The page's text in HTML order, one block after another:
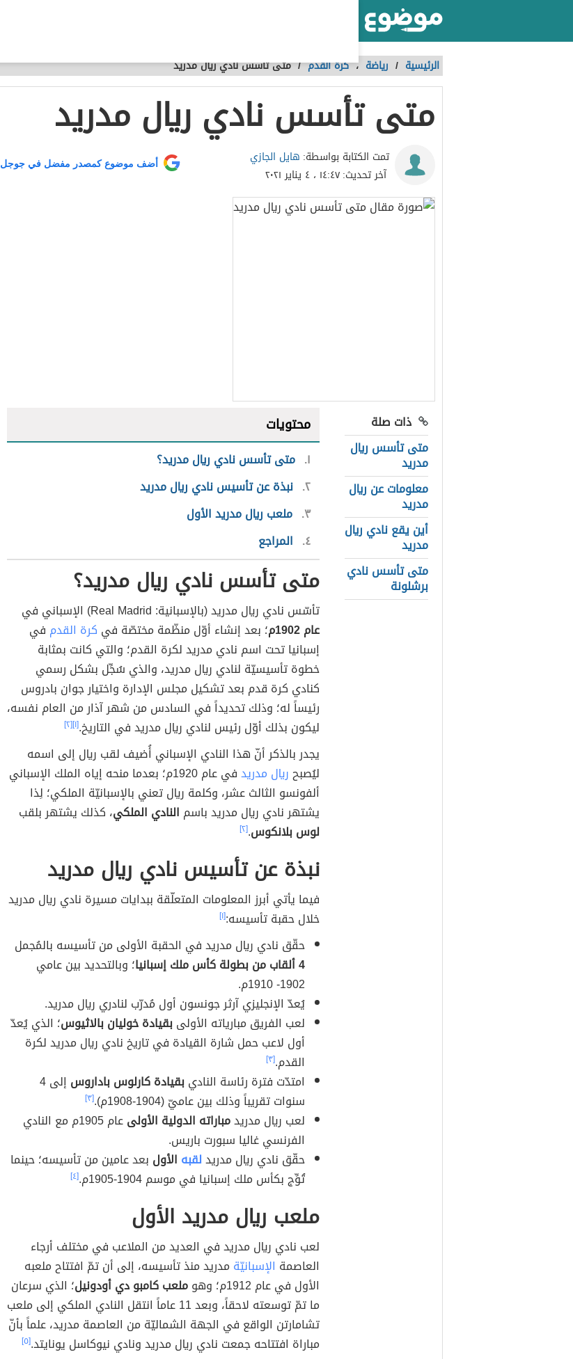
الرئيسية / رياضة ،كرة القدم /متى تأسس نادي ريال مدريد
متى تأسس نادي ريال مدريد
تمت الكتابة بواسطة: هايل الجازي
آخر تحديث:١٤:٤٧ ، ٤ يناير ٢٠٢١
أضف موضوع كمصدر مفضل في جوجل
ذات صلة
متى تأسس ريال
مدريد
معلومات عن ريال
مدريد
أين يقع نادي ريال
مدريد
متى تأسس نادي
برشلونة
محتويات
١ متى تأسس نادي ريال مدريد؟
٢ نبذة عن تأسيس نادي ريال مدريد
٣ ملعب ريال مدريد الأول
٤ المراجع
متى تأسس نادي ريال مدريد؟
تأسّس نادي ريال مدريد (بالإسبانية: Real Madrid) الإسباني في
عام 1902م
؛ بعد إنشاء أوّل منظّمة مختصّة في كرة القدم في
إسبانيا تحت اسم نادي مدريد لكرة القدم؛ والتي كانت بمثابة
خطوة تأسيسيّة لنادي ريال مدريد، والذي سُجِّل بشكل رسمي
كنادي كرة قدم بعد تشكيل مجلس الإدارة واختيار جوان بادروس
رئيساً له؛ وذلك تحديداً في السادس من شهر آذار من العام نفسه،
ليكون بذلك أوّل رئيس لنادي ريال مدريد في التاريخ.[١] [٢]
يجدر بالذكر أنّ هذا النادي الإسباني أُضيف لقب ريال إلى اسمه
ليُصبحريال مدريد
في عام 1920م؛ بعدما منحه إياه الملك الإسباني
ألفونسو الثالث عشر، وكلمة ريال تعني بالإسبانيّة الملكي؛ لِذا
يشتهر نادي ريال مدريد باسم النادي الملكي، كذلك يشتهر بلقب
لوس بلانكوس.[٢]
نبذة عن تأسيس نادي ريال مدريد
فيما يأتي أبرز المعلومات المتعلّقة ببدايات مسيرة نادي ريال مدريد
خلال حقبة تأسيسه:[١]
حقّق نادي ريال مدريد في الحقبة الأولى من تأسيسه بالمُجمل
4 ألقاب من بطولة كأس ملك إسبانيا
؛ وبالتحديد بين عامي
1902- 1910م.
يُعدّ الإنجليزي آرثر جونسون أول مُدرّب لنادري ريال مدريد.
لعب الفريق مبارياته الأولىبقيادة خوليان بالاثيوس؛ الذي يُعدّ
أول لاعب حمل شارة القيادة في تاريخ نادي ريال مدريد لكرة
القدم.[٣]
امتدّت فترة رئاسة الناديبقيادة كارلوس باداروس
إلى 4
سنوات تقريباً وذلك بين عاميّ (1904-1908م).
[٣]
لعب ريال مدريدمباراته الدولية الأولى
عام 1905م مع النادي
الفرنسي غاليا سبورت باريس.
حقّق نادي ريال مدريدلقبه الأول بعد عامين من تأسيسه؛ حينما
تُوِّج بكأس ملك إسبانيا في موسم 1904-1905م.
[٤]
ملعب ريال مدريد الأول
لعب نادي ريال مدريد في العديد من الملاعب في مختلف أرجاء
العاصمة الإسبانيّة مدريد منذ تأسيسه، إلى أن تمّ افتتاح ملعبه
الأول في عام 1912م؛ وهو
ملعب كامبو دي أودونيل؛ الذي سرعان
ما تمّ توسعته لاحقاً، وبعد 11 عاماً انتقل النادي الملكي إلى ملعب
تشامارتن الواقع في الجهة الشماليّة من العاصمة مدريد، علماً بأنّ
مباراة افتتاحه جمعت نادي ريال مدريد ونادي نيوكاسل يونايتد.[٥]